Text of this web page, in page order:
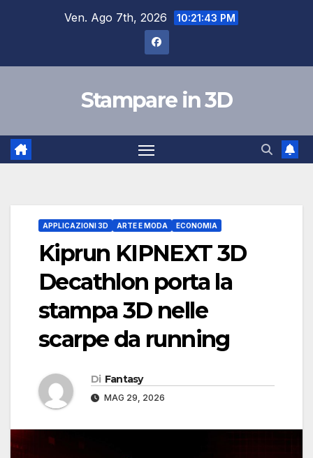
Ven. Ago 7th, 2026 10:21:44 PM
Stampare in 3D
APPLICAZIONI 3D ARTE E MODA ECONOMIA
Kiprun KIPNEXT 3D
Decathlon porta la
stampa 3D nelle
scarpe da running
Di Fantasy
MAG 29, 2026